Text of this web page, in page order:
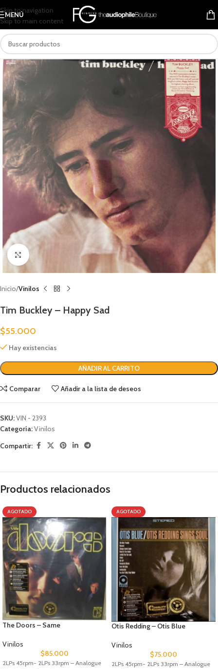
Skip to navigation
Skip to main content
MENÚ
Clic para ampliar
Inicio Vinilos
Tim Buckley – Happy Sad
$55.000
Hay existencias
AÑADIR AL CARRITO
Comparar Añadir a la lista de deseos
SKU:VIN - 2393
Categoría:Vinilos
Compartir:
Productos relacionados
AGOTADO
The Doors – Same
Vinilos
$85.000
2LPs 45rpm- 2LPs 33rpm – Analogue
AGOTADO
Otis Redding – Otis Blue
Vinilos
$75.000
2LPs 45rpm- 2LPs 33rpm – Analogue